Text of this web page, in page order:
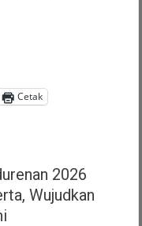
Cetak
2026
Wujudkan